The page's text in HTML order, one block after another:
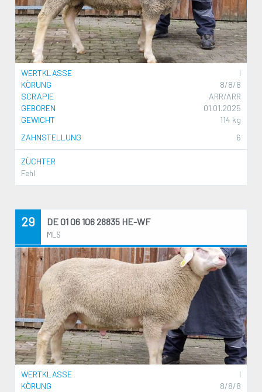
WERTKLASSE
I
KÖRUNG
8/8/8
SCRAPIE
ARR/ARR
GEBOREN
01.01.2025
GEWICHT
114 kg
ZAHNSTELLUNG
6
ZÜCHTER
Fehl
29 DE 01 06 106 28835 HE-WF
MLS
WERTKLASSE
I
KÖRUNG
8/8/8